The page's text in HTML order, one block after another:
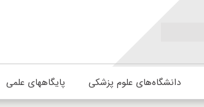
دانشگاه‌های علوم پزشکی پایگاههای علمی